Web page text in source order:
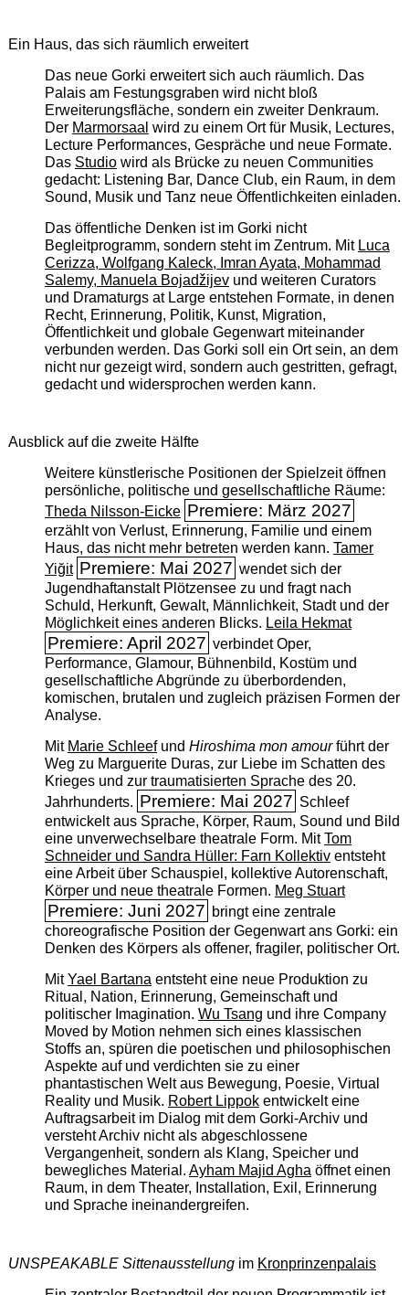
Ein Haus, das sich räumlich erweitert
Das neue Gorki erweitert sich auch räumlich. Das
Palais am Festungsgraben wird nicht bloß
Erweiterungsfläche, sondern ein zweiter Denkraum.
Der Marmorsaal wird zu einem Ort für Musik, Lectures,
Lecture Performances, Gespräche und neue Formate.
Das Studiowird als Brücke zu neuen Communities
gedacht: Listening Bar, Dance Club, ein Raum, in dem
Sound, Musik und Tanz neue Öffentlichkeiten einladen.
Das öffentliche Denken ist im Gorki nicht
Begleitprogramm, sondern steht im Zentrum. Mit Luca
Cerizza, Wolfgang Kaleck, Imran Ayata, Mohammad
Salemy, Manuela Bojadžijevund weiteren Curators
und Dramaturgs at Large entstehen Formate, in denen
Recht, Erinnerung, Politik, Kunst, Migration,
Öffentlichkeit und globale Gegenwart miteinander
verbunden werden. Das Gorki soll ein Ort sein, an dem
nicht nur gezeigt wird, sondern auch gestritten, gefragt,
gedacht und widersprochen werden kann.
Ausblick auf die zweite Hälfte
Weitere künstlerische Positionen der Spielzeit öffnen
persönliche, politische und gesellschaftliche Räume:
Theda Nilsson-Eicke Premiere: März 2027
erzählt von Verlust, Erinnerung, Familie und einem
Haus, das nicht mehr betreten werden kann. Tamer
Yiğit Premiere: Mai 2027 wendet sich der
Jugendhaftanstalt Plötzensee zu und fragt nach
Schuld, Herkunft, Gewalt, Männlichkeit, Stadt und der
Möglichkeit eines anderen Blicks. Leila Hekmat
Premiere: April 2027 verbindet Oper,
Performance, Glamour, Bühnenbild, Kostüm und
gesellschaftliche Abgründe zu überbordenden,
komischen, brutalen und zugleich präzisen Formen der
Analyse.
Mit Marie Schleefund Hiroshima mon amourführt der
Weg zu Marguerite Duras, zur Liebe im Schatten des
Krieges und zur traumatisierten Sprache des 20.
Jahrhunderts. Premiere: Mai 2027 Schleef
entwickelt aus Sprache, Körper, Raum, Sound und Bild
eine unverwechselbare theatrale Form. MitTom
Schneider und Sandra Hüller: Farn Kollektiventsteht
eine Arbeit über Schauspiel, kollektive Autorenschaft,
Körper und neue theatrale Formen. Meg Stuart
Premiere: Juni 2027 bringt eine zentrale
choreografische Position der Gegenwart ans Gorki: ein
Denken des Körpers als offener, fragiler, politischer Ort.
MitYael Bartanaentsteht eine neue Produktion zu
Ritual, Nation, Erinnerung, Gemeinschaft und
politischer Imagination. Wu Tsang und ihre Company
Moved by Motion nehmen sich eines klassischen
Stoffs an, spüren die poetischen und philosophischen
Aspekte auf und verdichten sie zu einer
phantastischen Welt aus Bewegung, Poesie, Virtual
Reality und Musik. Robert Lippokentwickelt eine
Auftragsarbeit im Dialog mit dem Gorki-Archiv und
versteht Archiv nicht als abgeschlossene
Vergangenheit, sondern als Klang, Speicher und
bewegliches Material. Ayham Majid Aghaöffnet einen
Raum, in dem Theater, Installation, Exil, Erinnerung
und Sprache ineinandergreifen.
UNSPEAKABLE Sittenausstellungim Kronprinzenpalais